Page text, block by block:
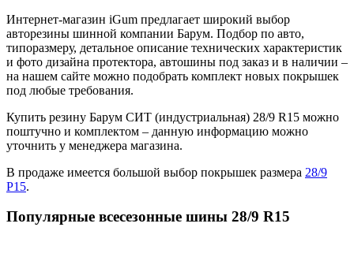
Интернет-магазин iGum предлагает широкий выбор
авторезины шинной компании Барум. Подбор по авто,
типоразмеру, детальное описание технических характеристик
и фото дизайна протектора, автошины под заказ и в наличии –
на нашем сайте можно подобрать комплект новых покрышек
под любые требования.
Купить резину Барум СИТ (индустриальная) 28/9 R15 можно
поштучно и комплектом – данную информацию можно
уточнить у менеджера магазина.
В продаже имеется большой выбор покрышек размера 28/9
Р15.
Популярные всесезонные шины 28/9 R15